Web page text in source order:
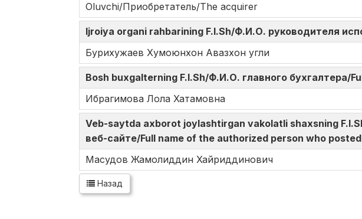
Oluvchi/Приобретатель/The acquirer
Ijroiya organi rahbarining F.I.Sh/Ф.И.О. руководителя
Бурихужаев Хумоюнхон Авазхон угли
Bosh buxgalterning F.I.Sh/Ф.И.О. главного бухгалтера/
Ибрагимова Лола Хатамовна
Veb-saytda axborot joylashtirgan vakolatli shaxsning
веб-сайте/Full name of the authorized person who
Масудов Жамолиддин Хайриддинович
Назад